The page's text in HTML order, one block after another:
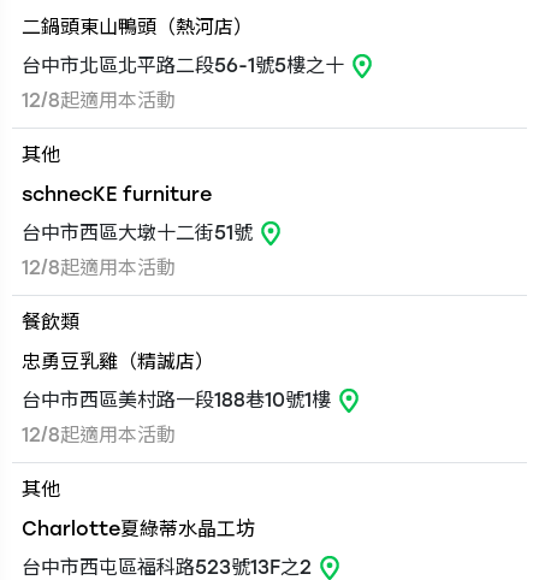
二鍋頭東山鴨頭（熱河店）
台中市北區北平路二段56-1號5樓之十
12/8起適用本活動
其他
schnecKE furniture
台中市西區大墩十二街51號
12/8起適用本活動
餐飲類
忠勇豆乳雞（精誠店）
台中市西區美村路一段188巷10號1樓
12/8起適用本活動
其他
Charlotte夏綠蒂水晶工坊
台中市西屯區福科路523號13F之2